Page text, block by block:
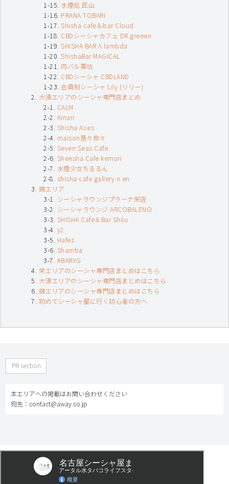
水煙処 匠山
PRANA TOBARI
Shisha cafe＆bar Cloud
CBDシーシャカフェ DR.greeen
SHISHA BAR Λ lambda
ShishaBar MAGICAL
肉バル栗坊
CBDシーシャ CBDLAND
会員制シーシャ Lily (リリー)
大須エリアのシーシャ専門店まとめ
CALM
Kinari
Shisha Aces
maison是々非々
Seven Seas Cafe
Sheesha Cafe kemuri
水煙少女ちるるん
shisha cafe gallery n.en
錦エリア
シーシャラウンジプラーナ栄店
シーシャラウンジ ARCOBALENO
SHISHA Cafe＆Bar Shilu
y2
Hafez
Shamba
#BARXG
栄エリアのシーシャ専門店まとめはこちら
大須エリアのシーシャ専門店まとめはこちら
錦エリアのシーシャ専門店まとめはこちら
初めてシーシャ屋に行く初心者の方へ
PR section
本エリアへの掲載はお問い合わせください
宛先：contact@away.co.jp